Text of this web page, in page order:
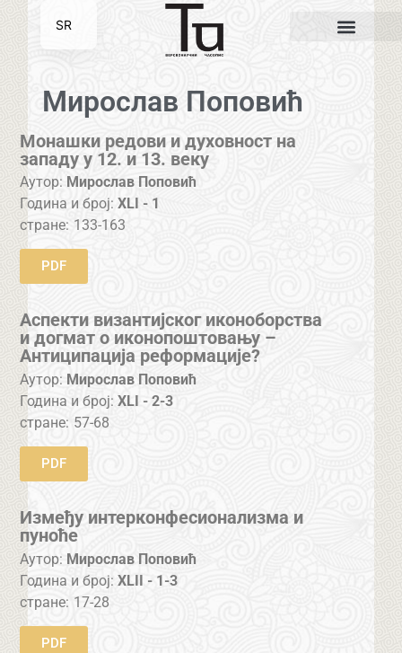
Мирослав Поповић
Mонашки редови и духовност на
западу у 12. и 13. веку
Аутор: Мирослав Поповић
Година и број:XLI - 1
стране: 133-163
PDF
Аспекти византијског иконоборства
и догмат о иконопоштовању –
Антиципација реформације?
Аутор: Мирослав Поповић
Година и број:XLI - 2-3
стране: 57-68
PDF
Између интерконфесионализма и
пуноће
Аутор: Мирослав Поповић
Година и број:XLII - 1-3
стране: 17-28
PDF
SR
EN